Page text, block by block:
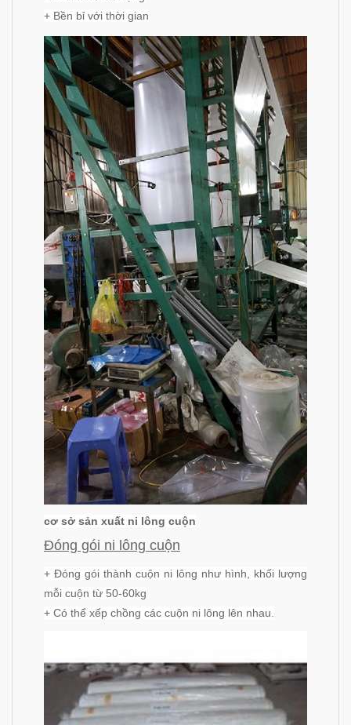
+ Bền bỉ với thời gian
cơ sở sản xuất ni lông cuộn
Đóng gói ni lông cuộn
+ Đóng gói thành cuộn ni lông như hình, khối lượng
mỗi cuộn từ 50-60kg
+ Có thể xếp chồng các cuộn ni lông lên nhau.